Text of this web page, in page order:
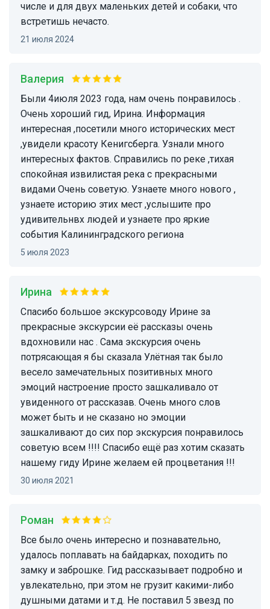
числе и для двух маленьких детей и собаки, что
встретишь нечасто.
21 июля 2024
Валерия
Были 4июля 2023 года, нам очень понравилось .
Очень хороший гид, Ирина. Информация
интересная ,посетили много исторических мест
,увидели красоту Кенигсберга. Узнали много
интересных фактов. Справились по реке ,тихая
спокойная извилистая река с прекрасными
видами Очень советую. Узнаете много нового ,
узнаете историю этих мест ,услышите про
удивительнвх людей и узнаете про яркие
события Калининградского региона
5 июля 2023
Ирина
Спасибо большое экскурсоводу Ирине за
прекрасные экскурсии её рассказы очень
вдохновили нас . Сама экскурсия очень
потрясающая я бы сказала Улётная так было
весело замечательных позитивных много
эмоций настроение просто зашкаливало от
увиденного от рассказав. Очень много слов
может быть и не сказано но эмоции
зашкаливают до сих пор экскурсия понравилось
советую всем !!!! Спасибо ещё раз хотим сказать
нашему гиду Ирине желаем ей процветания !!!
30 июля 2021
Роман
Все было очень интересно и познавательно,
удалось поплавать на байдарках, походить по
замку и заброшке. Гид рассказывает подробно и
увлекательно, при этом не грузит какими-либо
душными датами и т.д. Не поставил 5 звезд по